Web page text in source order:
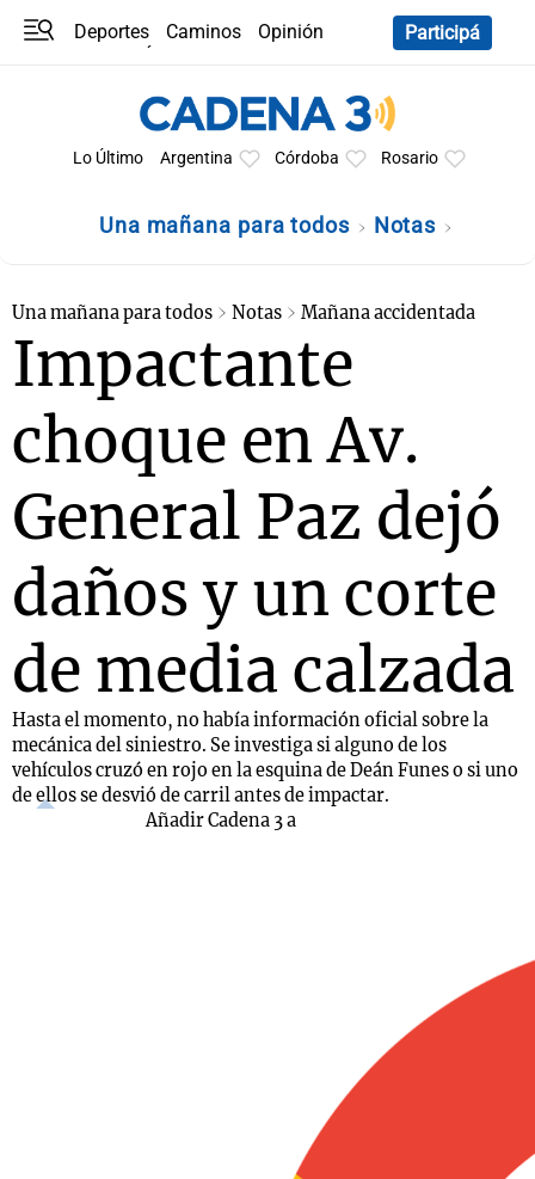
Deportes Caminos
Opinión
Participá
Lo Último Argentina Córdoba Rosario
Una mañana para todos Notas
Una mañana para todos Notas Mañana accidentada
Impactante
choque en Av.
General Paz dejó
daños y un corte
de media calzada
Hasta el momento, no había información oficial sobre la
mecánica del siniestro. Se investiga si alguno de los
vehículos cruzó en rojo en la esquina de Deán Funes o si uno
de ellos se desvió de carril antes de impactar.
Añadir Cadena 3 a